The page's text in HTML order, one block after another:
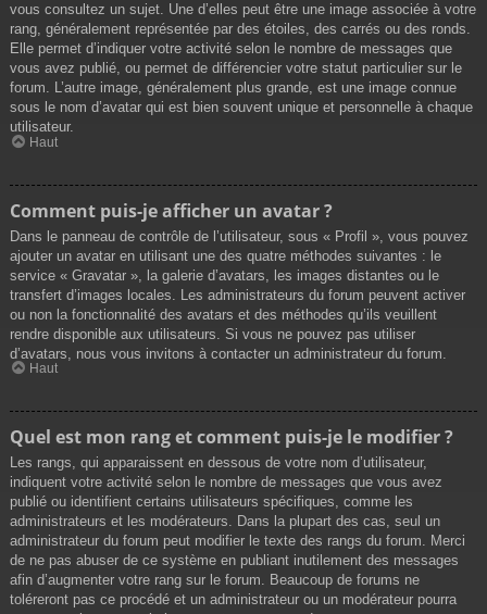
vous consultez un sujet. Une d’elles peut être une image associée à votre
rang, généralement représentée par des étoiles, des carrés ou des ronds.
Elle permet d’indiquer votre activité selon le nombre de messages que
vous avez publié, ou permet de différencier votre statut particulier sur le
forum. L’autre image, généralement plus grande, est une image connue
sous le nom d’avatar qui est bien souvent unique et personnelle à chaque
utilisateur.
Haut
Comment puis-je afficher un avatar ?
Dans le panneau de contrôle de l’utilisateur, sous « Profil », vous pouvez
ajouter un avatar en utilisant une des quatre méthodes suivantes : le
service « Gravatar », la galerie d’avatars, les images distantes ou le
transfert d’images locales. Les administrateurs du forum peuvent activer
ou non la fonctionnalité des avatars et des méthodes qu’ils veuillent
rendre disponible aux utilisateurs. Si vous ne pouvez pas utiliser
d’avatars, nous vous invitons à contacter un administrateur du forum.
Haut
Quel est mon rang et comment puis-je le modifier ?
Les rangs, qui apparaissent en dessous de votre nom d’utilisateur,
indiquent votre activité selon le nombre de messages que vous avez
publié ou identifient certains utilisateurs spécifiques, comme les
administrateurs et les modérateurs. Dans la plupart des cas, seul un
administrateur du forum peut modifier le texte des rangs du forum. Merci
de ne pas abuser de ce système en publiant inutilement des messages
afin d’augmenter votre rang sur le forum. Beaucoup de forums ne
toléreront pas ce procédé et un administrateur ou un modérateur pourra